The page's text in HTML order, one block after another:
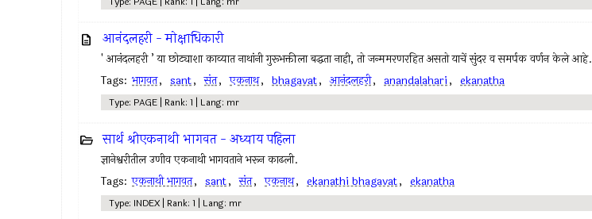
आनंदलहरी - मोक्षाधिकारी
' आनंदलहरी ’ या छोट्याशा काव्यात नाथांनी गुरूभक्तीला बद्धता नाही, तो जन्ममरणरहित असतो याचें सुंदर व समर्पक वर्णन केले आहे.
Tags: भागवत, sant, संत, एकनाथ, bhagavat, आनंदलहरी, anandalahari, ekanatha
Type: PAGE | Rank: 1 | Lang: mr
सार्थ श्रीएकनाथी भागवत - अध्याय पहिला
ज्ञानेश्वरीतील उणीव एकनाथी भागवताने भरून काढली.
Tags: एकनाथी भागवत, sant, संत, एकनाथ, ekanathi bhagavat, ekanatha
Type: INDEX | Rank: 1 | Lang: mr